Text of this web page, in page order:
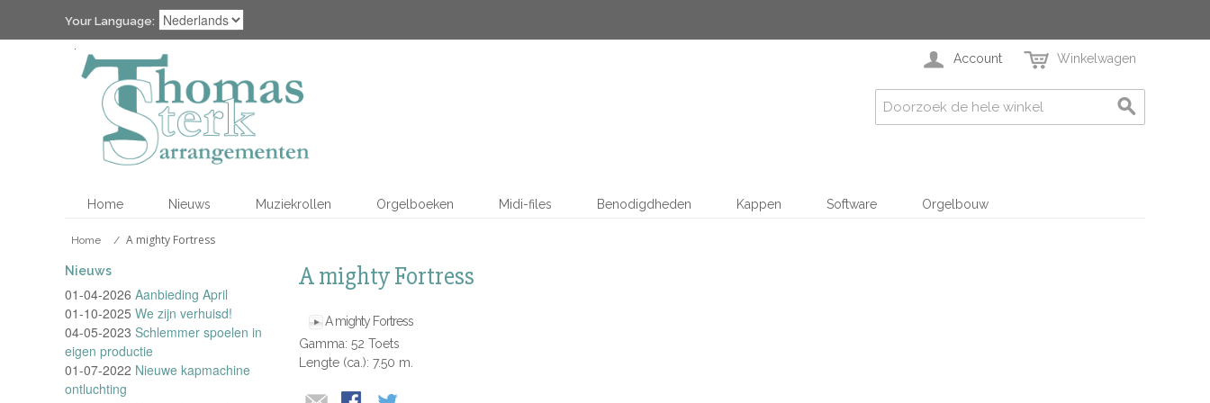
Your Language:
Account Winkelwagen
Home Nieuws Muziekrollen Orgelboeken Midi-files Benodigdheden Kappen Software Orgelbouw
Home / A mighty Fortress
A mighty Fortress
A mighty Fortress
Gamma: 52 Toets
Lengte (ca.): 7.50 m.
Nieuws
01-04-2026 Aanbieding April
01-10-2025 We zijn verhuisd!
04-05-2023 Schlemmer spoelen in
eigen productie
01-07-2022 Nieuwe kapmachine
ontluchting